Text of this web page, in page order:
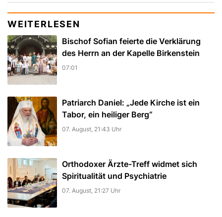
WEITERLESEN
Bischof Sofian feierte die Verklärung
des Herrn an der Kapelle Birkenstein
07:01
Patriarch Daniel: „Jede Kirche ist ein
Tabor, ein heiliger Berg“
07. August, 21:43 Uhr
Orthodoxer Ärzte-Treff widmet sich
Spiritualität und Psychiatrie
07. August, 21:27 Uhr